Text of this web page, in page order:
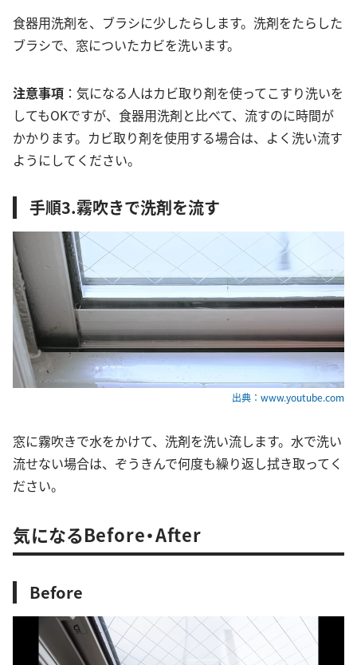
食器用洗剤を、ブラシに少したらします。洗剤をたらした
ブラシで、窓についたカビを洗います。
注意事項 ：気になる人はカビ取り剤を使ってこすり洗いを
してもOKですが、食器用洗剤と比べて、流すのに時間が
かかります。カビ取り剤を使用する場合は、よく洗い流す
ようにしてください。
手順3.霧吹きで洗剤を流す
出典：www.youtube.com
窓に霧吹きで水をかけて、洗剤を洗い流します。水で洗い
流せない場合は、ぞうきんで何度も繰り返し拭き取ってく
ださい。
気になるBefore・After
Before